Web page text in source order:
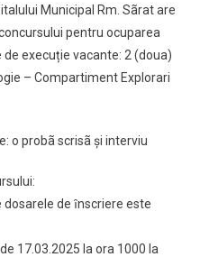
Municipal Rm. Sãrat are
pentru ocuparea
execuție vacante: 2 (doua)
– Compartiment Explorari
o probã scrisã şi interviu
dosarele de ȋnscriere este
17.03.2025 la ora 1000 la